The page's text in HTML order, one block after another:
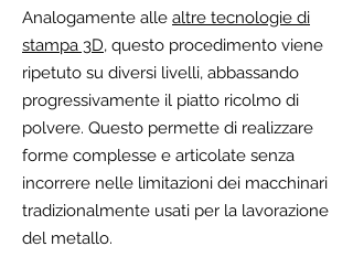
Analogamente alle altre tecnologie di
stampa 3D, questo procedimento viene
ripetuto su diversi livelli, abbassando
progressivamente il piatto ricolmo di
polvere. Questo permette di realizzare
forme complesse e articolate senza
incorrere nelle limitazioni dei macchinari
tradizionalmente usati per la lavorazione
del metallo.